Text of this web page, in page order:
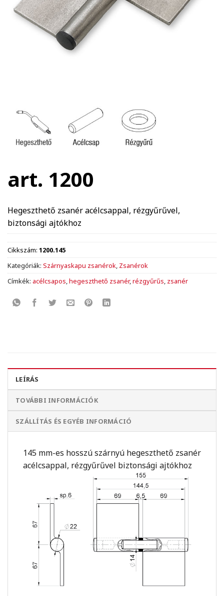
art. 1200
Hegeszthető zsanér acélcsappal, rézgyűrűvel,
biztonsági ajtókhoz
Cikkszám: 1200.145
Kategóriák: Szárnyaskapu zsanérok Zsanérok
Címkék: acélcsapos hegeszthető zsanér, rézgyűrűs zsanér
LEÍRÁS
TOVÁBBI INFORMÁCIÓK
SZÁLLÍTÁS ÉS EGYÉB INFORMÁCIÓ
145 mm-es hosszú szárnyú hegeszthető zsanér
acélcsappal, rézgyűrűvel biztonsági ajtókhoz